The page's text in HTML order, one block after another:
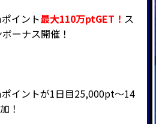
イント最大110万ptGET！ ス
ーナス開催！
イントが1日目25,000pt～14
！